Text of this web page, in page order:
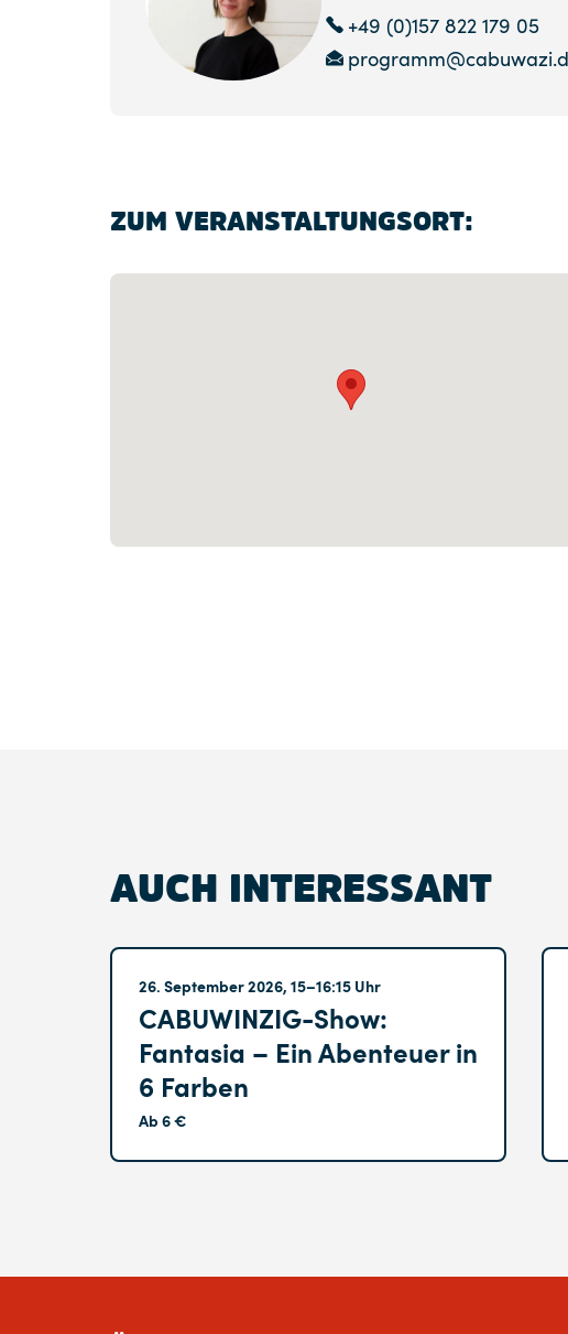
+49 (0)157 822 179 05
ZUM VERANSTALTUNGSORT:
AUCH INTERESSANT
26. September 2026, 15–16:15 Uhr
CABUWINZIG-Show:
Fantasia – Ein Abenteuer in
6 Farben
Ab 6 €